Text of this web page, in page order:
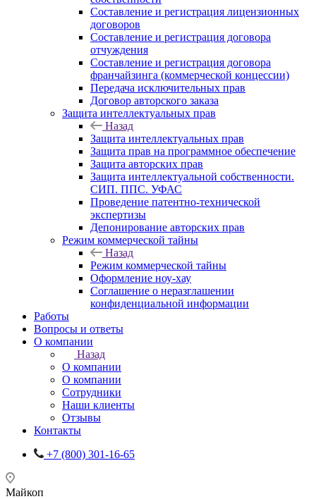
Составление и регистрация лицензионных
договоров
Составление и регистрация договора
отчуждения
Составление и регистрация договора
франчайзинга (коммерческой концессии)
Передача исключительных прав
Договор авторского заказа
Защита интеллектуальных прав
Назад
Защита интеллектуальных прав
Защита прав на программное обеспечение
Защита авторских прав
Защита интеллектуальной собственности.
СИП. ППС. УФАС
Проведение патентно-технической
экспертизы
Депонирование авторских прав
Режим коммерческой тайны
Назад
Режим коммерческой тайны
Оформление ноу-хау
Соглашение о неразглашении
конфиденциальной информации
Работы
Вопросы и ответы
О компании
Назад
О компании
О компании
Сотрудники
Наши клиенты
Отзывы
Контакты
+7 (800) 301-16-65
Майкоп